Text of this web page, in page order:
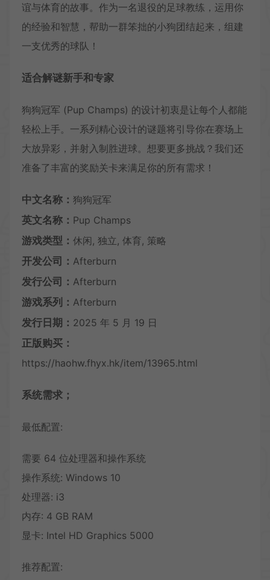
谊与体育的故事。作为一名退役的足球教练，运用你
的经验和智慧，帮助一群笨拙的小狗团结起来，组建
一支优秀的球队！
适合解谜新手和专家
狗狗冠军 (Pup Champs) 的设计初衷是让每个人都能
轻松上手。一系列精心设计的谜题将引导你在赛场上
大放异彩，并射入制胜进球。想要更多挑战？我们还
准备了丰富的奖励关卡来满足你的所有需求！
中文名称： 狗狗冠军
英文名称： Pup Champs
游戏类型： 休闲, 独立, 体育, 策略
开发公司： Afterburn
发行公司： Afterburn
游戏系列： Afterburn
发行日期： 2025 年 5 月 19 日
正版购买：
https://haohw.fhyx.hk/item/13965.html
系统需求；
最低配置:
需要 64 位处理器和操作系统
操作系统: Windows 10
处理器: i3
内存: 4 GB RAM
显卡: Intel HD Graphics 5000
推荐配置: